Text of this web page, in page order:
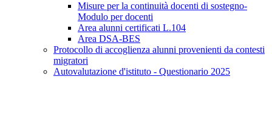
Misure per la continuità docenti di sostegno-
Modulo per docenti
Area alunni certificati L.104
Area DSA-BES
Protocollo di accoglienza alunni provenienti da contesti
migratori
Autovalutazione d'istituto - Questionario 2025